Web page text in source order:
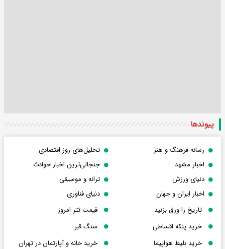
پیوندها
رسانه فرهنگ و هنر
تحلیل‌های روز اقتصادی
اخبار مشهد
جنجالی‌ترین اخبار حوادث
دنیای ورزش
ترانه و موسیقی
اخبار ایران و جهان
دنیای فناوری
تاریخ را ورق بزنید
قیمت تتر امروز
خرید پنکه اقساطی
سنگ قبر
خرید بلیط هواپیما
خرید خانه و آپارتمان در تهران